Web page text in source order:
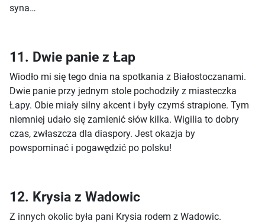
syna…
11. Dwie panie z Łap
Wiodło mi się tego dnia na spotkania z Białostoczanami.
Dwie panie przy jednym stole pochodziły z miasteczka
Łapy. Obie miały silny akcent i były czymś strapione. Tym
niemniej udało się zamienić słów kilka. Wigilia to dobry
czas, zwłaszcza dla diaspory. Jest okazja by
powspominać i pogawędzić po polsku!
12. Krysia z Wadowic
Z innych okolic była pani Krysia rodem z Wadowic.